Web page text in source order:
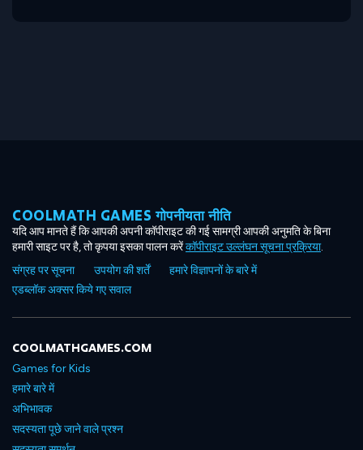
COOLMATH GAMES गोपनीयता नीति
यदि आप मानते हैं कि आपकी अपनी कॉपीराइट की गई सामग्री आपकी अनुमति के बिना
हमारी साइट पर है, तो कृपया इसका पालन करेंकॉपीराइट उल्लंघन सूचना प्रक्रिया.
संग्रह पर सूचना
उपयोग की शर्तें
हमारे विज्ञापनों के बारे में
एडब्लॉक अक्सर किये गए सवाल
COOLMATHGAMES.COM
Games for Kids
हमारे बारे में
अभिभावक
सदस्यता पूछे जाने वाले प्रश्न